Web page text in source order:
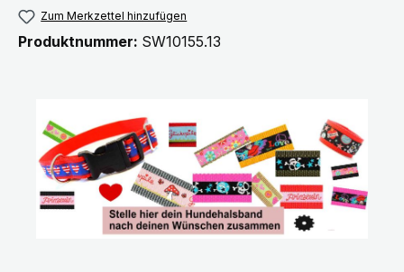
Zum Merkzettel hinzufügen
Produktnummer: SW10155.13